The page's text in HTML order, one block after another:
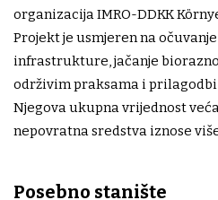
organizacija IMRO-DDKK
Projekt je usmjeren na
infrastrukture, jačanje
održivim praksama i
Njegova ukupna vrijednost
nepovratna sredstva iznose
Posebno stanište